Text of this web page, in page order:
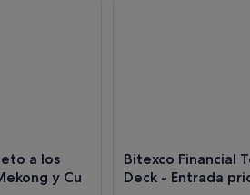
a los
y Cu
Bitexco Financial
Deck - Entrada